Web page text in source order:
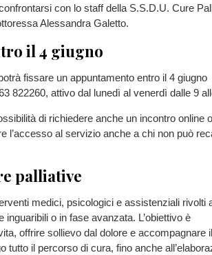
con lo staff della S.S.D.U. Cure
Alessandra Galetto.
il 4 giugno
fissare un appuntamento entro il 4 giugno
822260, attivo dal lunedì al venerdì dalle 9
di richiedere anche un incontro online o
l’accesso al servizio anche a chi non può
palliative
medici, psicologici e assistenziali rivolti
inguaribili o in fase avanzata. L’obiettivo è
offrire sollievo dal dolore e accompagnare il
tutto il percorso di cura, fino anche